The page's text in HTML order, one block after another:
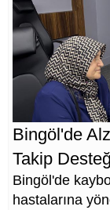
Bingöl'de
Takip
Bingöl'de
hastalarına